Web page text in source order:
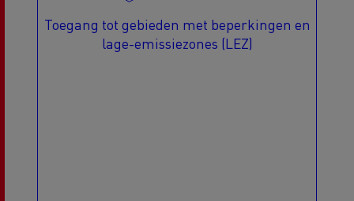
Toegang tot gebieden met beperkingen en
lage-emissiezones (LEZ)